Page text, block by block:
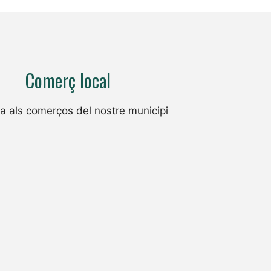
Comerç local
als comerços del nostre municipi